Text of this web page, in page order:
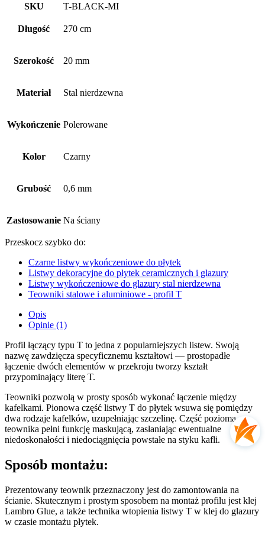
SKU
T-BLACK-MI
Długość 270 cm
Szerokość 20 mm
Materiał Stal nierdzewna
Wykończenie Polerowane
Kolor Czarny
Grubość 0,6 mm
Zastosowanie Na ściany
Przeskocz szybko do:
Czarne listwy wykończeniowe do płytek
Listwy dekoracyjne do płytek ceramicznych i glazury
Listwy wykończeniowe do glazury stal nierdzewna
Teowniki stalowe i aluminiowe - profil T
Opis
Opinie (1)
Profil łączący typu T to jedna z popularniejszych listew. Swoją
nazwę zawdzięcza specyficznemu kształtowi — prostopadłe
łączenie dwóch elementów w przekroju tworzy kształt
przypominający literę T.
Teowniki pozwolą w prosty sposób wykonać łączenie między
kafelkami. Pionowa część listwy T do płytek wsuwa się pomiędzy
dwa rodzaje kafelków, uzupełniając szczelinę. Część pozioma
teownika pełni funkcję maskującą, zasłaniając ewentualne
niedoskonałości i niedociągnięcia powstałe na styku kafli.
Sposób montażu:
Prezentowany teownik przeznaczony jest do zamontowania na
ścianie. Skutecznym i prostym sposobem na montaż profilu jest klej
Lambro Glue, a także technika wtopienia listwy T w klej do glazury
w czasie montażu płytek.